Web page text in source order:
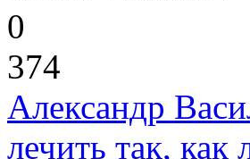
0
374
Александр
лечить так, как